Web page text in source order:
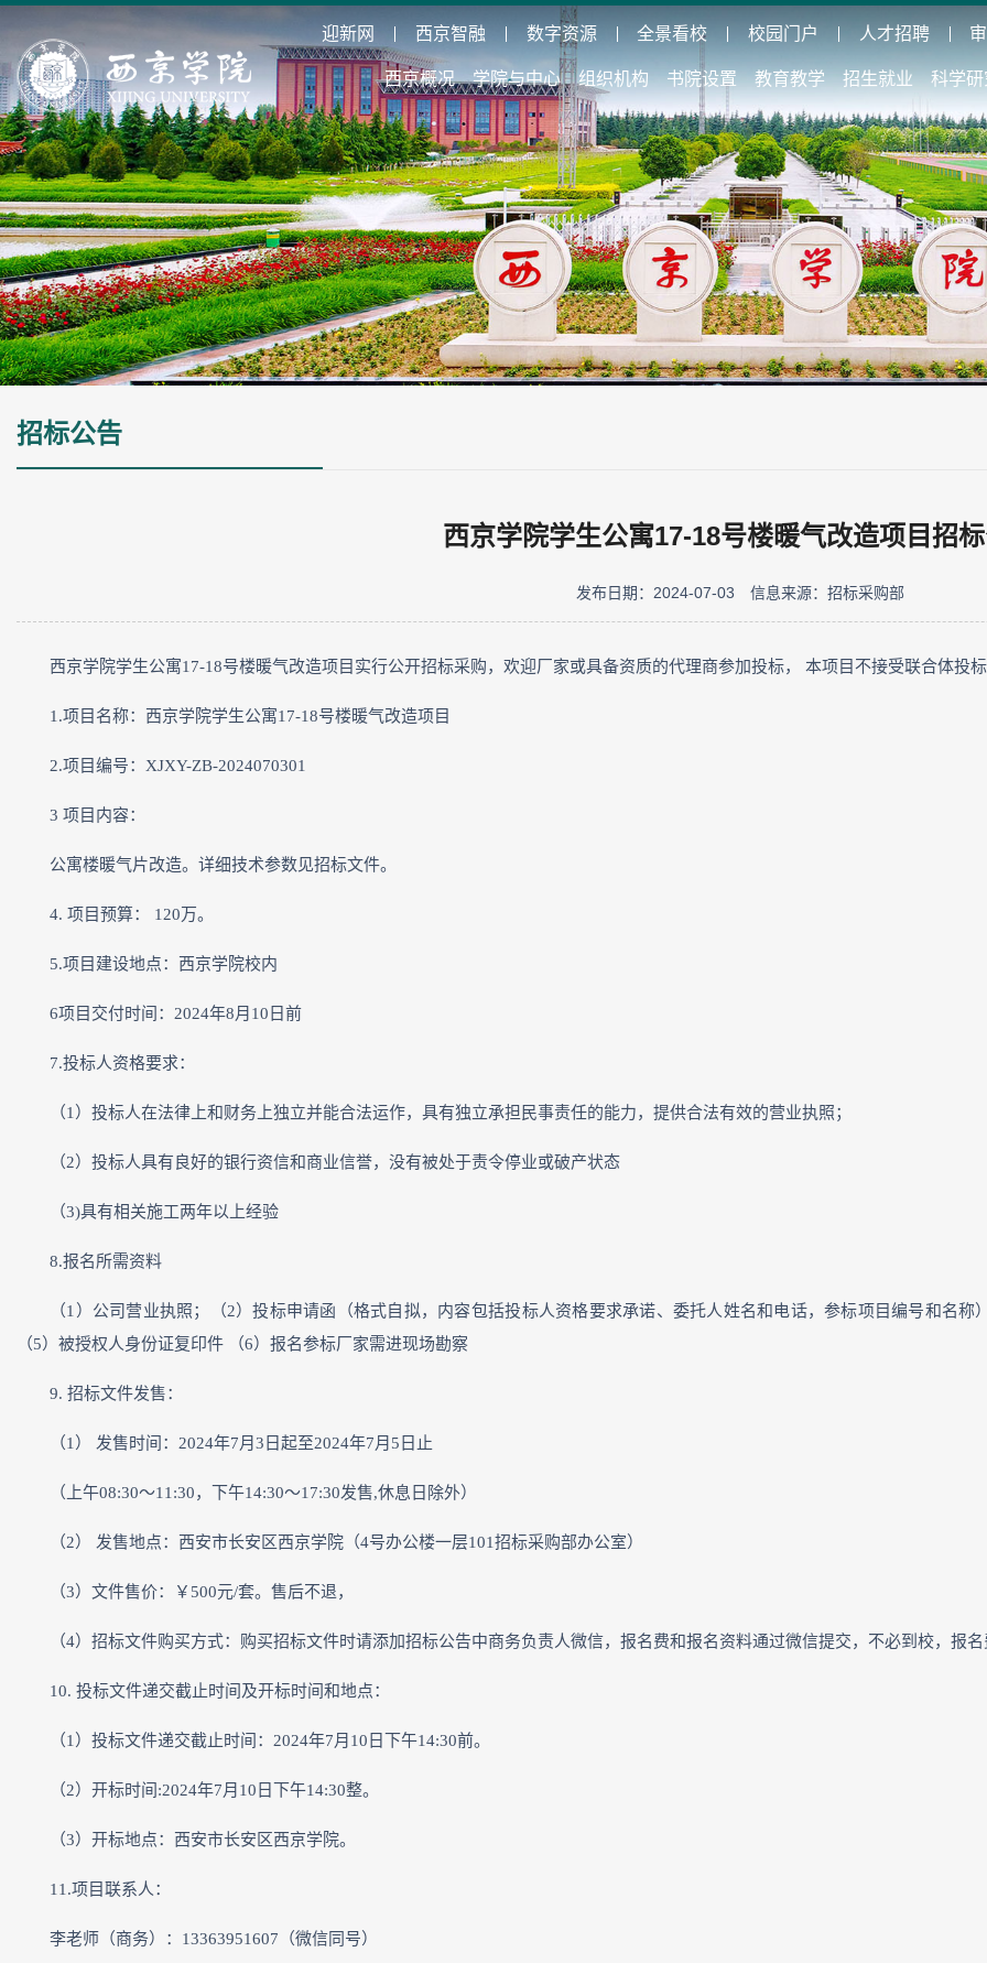
迎新网 西京智融 数字资源 全景看校 校园门户 人才招聘
西京概况 学院与中心 组织机构 书院设置 教育教学 招生就业 科学研
招标公告
西京学院学生公寓17-18号楼暖气改造项目招
发布日期：2024-07-03 信息来源：招标采购部
西京学院学生公寓17-18号楼暖气改造项目实行公开招标采购，欢迎厂家或具备资质的代理商参加投标， 本项目不接受联合体投标
1.项目名称：西京学院学生公寓17-18号楼暖气改造项目
2.项目编号：XJXY-ZB-2024070301
3 项目内容：
公寓楼暖气片改造。详细技术参数见招标文件。
4. 项目预算： 120万。
5.项目建设地点：西京学院校内
6项目交付时间：2024年8月10日前
7.投标人资格要求：
（1）投标人在法律上和财务上独立并能合法运作，具有独立承担民事责任的能力，提供合法有效的营业执照；
（2）投标人具有良好的银行资信和商业信誉，没有被处于责令停业或破产状态
（3)具有相关施工两年以上经验
8.报名所需资料
（1）公司营业执照；（2）投标申请函（格式自拟，内容包括投标人资格要求承诺、委托人姓名和电话，参标项目编号和名称
（5）被授权人身份证复印件 （6）报名参标厂家需进现场勘察
9. 招标文件发售：
（1） 发售时间：2024年7月3日起至2024年7月5日止
（上午08:30～11:30，下午14:30～17:30发售,休息日除外）
（2） 发售地点：西安市长安区西京学院（4号办公楼一层101招标采购部办公室）
（3）文件售价：￥500元/套。售后不退，
（4）招标文件购买方式：购买招标文件时请添加招标公告中商务负责人微信，报名费和报名资料通过微信提交，不必到校，报
10. 投标文件递交截止时间及开标时间和地点：
（1）投标文件递交截止时间：2024年7月10日下午14:30前。
（2）开标时间:2024年7月10日下午14:30整。
（3）开标地点：西安市长安区西京学院。
11.项目联系人：
李老师（商务）：13363951607（微信同号）